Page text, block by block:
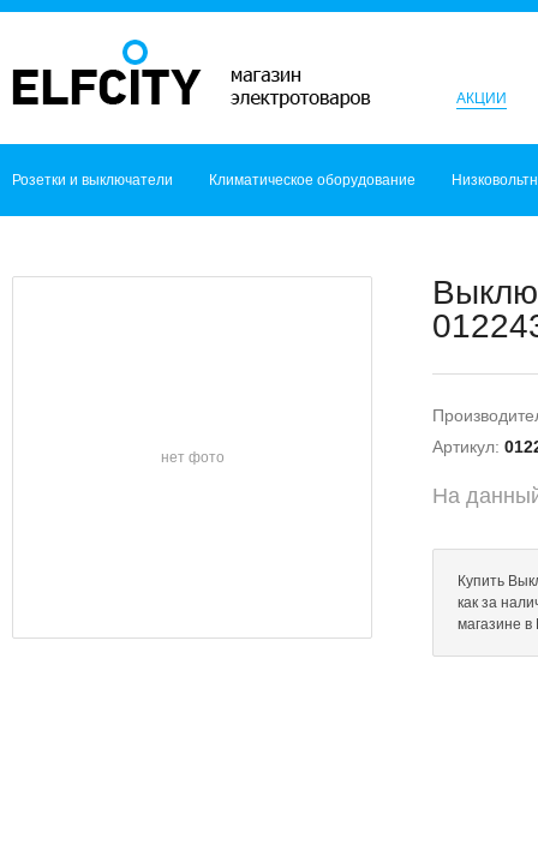
АКЦИИ
Розетки и выключатели Климатическое оборудование
нет фото
Артикул:
На
Купить
как за
магазине